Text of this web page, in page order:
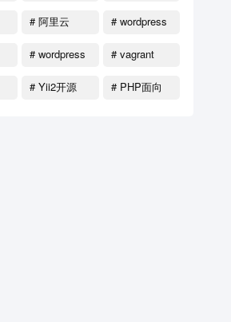
# 阿里云
# wordpress
# wordpress
# vagrant
# Yii2开源
# PHP面向